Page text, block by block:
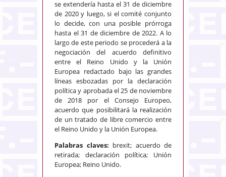
se extendería hasta el 31 de diciembre
de 2020 y luego, si el comité conjunto
lo decide, con una posible prórroga
hasta el 31 de diciembre de 2022. A lo
largo de este periodo se procederá a la
negociación del acuerdo definitivo
entre el Reino Unido y la Unión
Europea redactado bajo las grandes
líneas esbozadas por la declaración
política y aprobada el 25 de noviembre
de 2018 por el Consejo Europeo,
acuerdo que posibilitará la realización
de un tratado de libre comercio entre
el Reino Unido y la Unión Europea.
Palabras claves: brexit; acuerdo de
retirada; declaración política; Unión
Europea; Reino Unido.